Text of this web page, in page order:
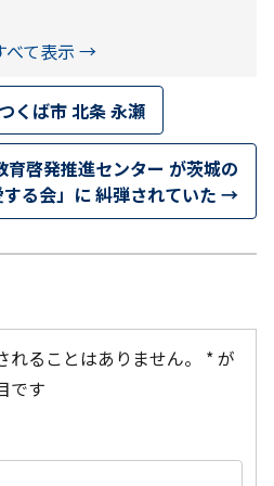
て表示 →
くば市 北条 永瀬
育啓発推進センター が茨城の
する会」に 糾弾されていた →
ることはありません。
*が
です